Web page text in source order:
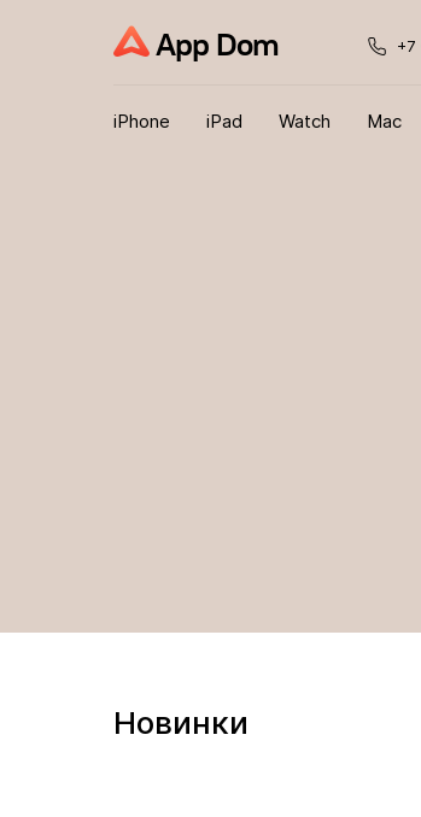
App Dom +7
iPhone iPad Watch Mac
Новинки